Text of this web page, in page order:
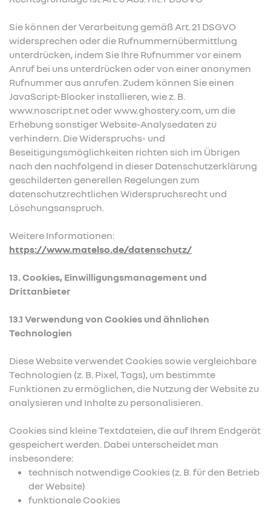
Sie können der Verarbeitung gemäß Art. 21 DSGVO
widersprechen oder die Rufnummernübermittlung
unterdrücken, indem Sie Ihre Rufnummer vor einem
Anruf bei uns unterdrücken oder von einer anonymen
Rufnummer aus anrufen. Zudem können Sie einen
JavaScript-Blocker installieren, wie z. B.
www.noscript.net oder www.ghostery.com, um die
Erhebung sonstiger Website-Analysedaten zu
verhindern. Die Widerspruchs- und
Beseitigungsmöglichkeiten richten sich im Übrigen
nach den nachfolgend in dieser Datenschutzerklärung
geschilderten generellen Regelungen zum
datenschutzrechtlichen Widerspruchsrecht und
Löschungsanspruch.
Weitere Informationen:
https://www.matelso.de/datenschutz/
13. Cookies, Einwilligungsmanagement und
Drittanbieter
13.1 Verwendung von Cookies und ähnlichen
Technologien
Diese Website verwendet Cookies sowie vergleichbare
Technologien (z. B. Pixel, Tags), um bestimmte
Funktionen zu ermöglichen, die Nutzung der Website zu
analysieren und Inhalte zu personalisieren.
Cookies sind kleine Textdateien, die auf Ihrem Endgerät
gespeichert werden. Dabei unterscheidet man
insbesondere:
technisch notwendige Cookies (z. B. für den Betrieb
der Website)
funktionale Cookies